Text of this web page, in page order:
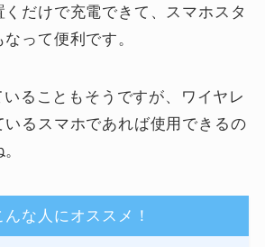
くだけで充電できて、スマホスタ
って便利です。
ることもそうですが、ワイヤレ
いるスマホであれば使用できるの
んな人にオススメ！